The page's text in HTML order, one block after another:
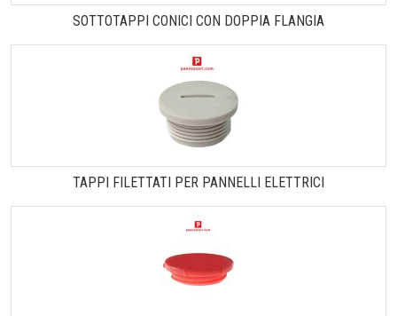
SOTTOTAPPI CONICI CON DOPPIA FLANGIA
TAPPI FILETTATI PER PANNELLI ELETTRICI